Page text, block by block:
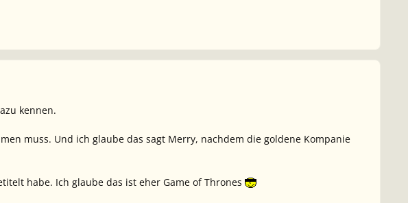
kennen.
muss. Und ich glaube das sagt Merry, nachdem die goldene Kompanie
habe. Ich glaube das ist eher Game of Thrones